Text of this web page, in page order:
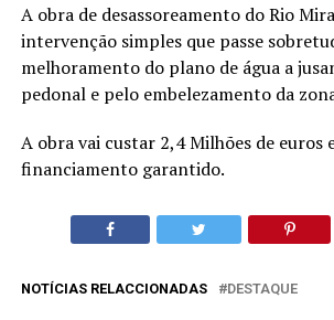
A obra de desassoreamento do Rio
intervenção simples que passe
melhoramento do plano de água a
pedonal e pelo embelezamento da
A obra vai custar 2,4 Milhões de euros
financiamento garantido.
NOTÍCIAS RELACCIONADAS DESTAQUE